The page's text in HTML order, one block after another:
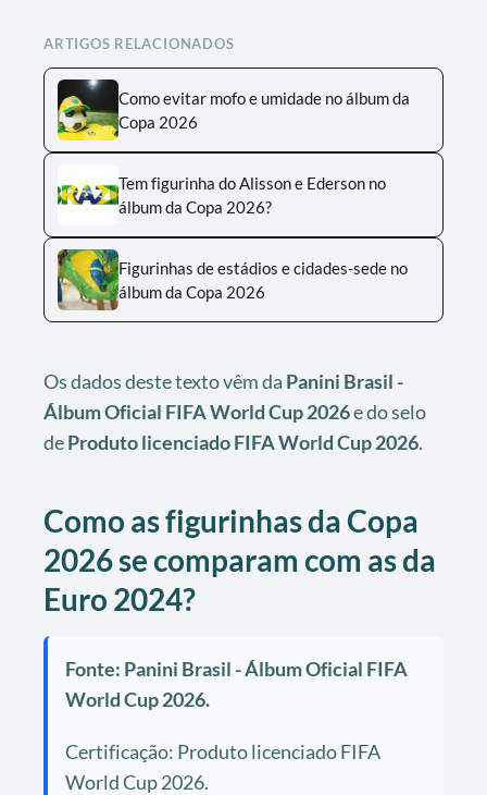
ARTIGOS RELACIONADOS
Como evitar mofo e umidade no álbum da
Copa 2026
Tem figurinha do Alisson e Ederson no
álbum da Copa 2026?
Figurinhas de estádios e cidades-sede no
álbum da Copa 2026
Os dados deste texto vêm da Panini Brasil -
Álbum Oficial FIFA World Cup 2026e do selo
deProduto licenciado FIFA World Cup 2026.
Como as figurinhas da Copa
2026 se comparam com as da
Euro 2024?
Fonte: Panini Brasil - Álbum Oficial FIFA
World Cup 2026.
Certificação: Produto licenciado FIFA
World Cup 2026.